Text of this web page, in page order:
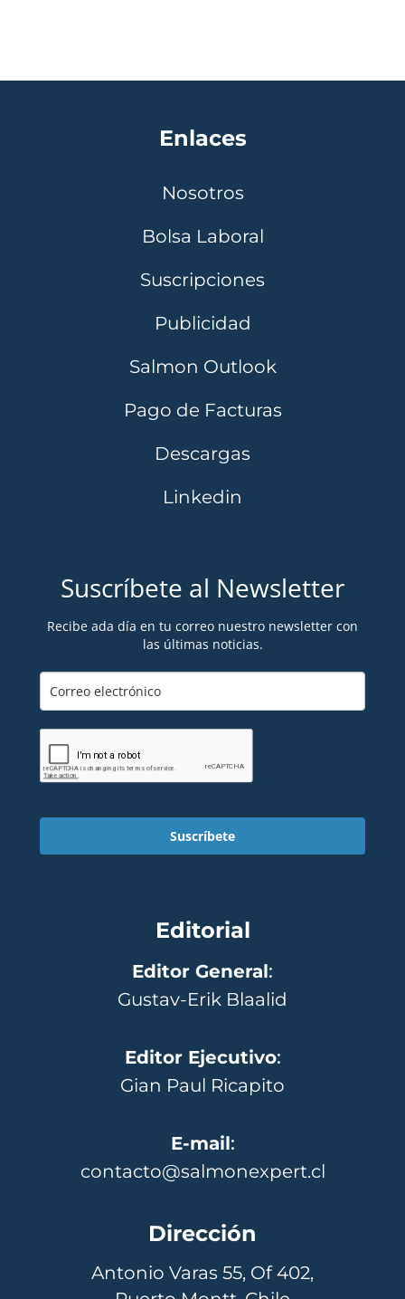
Enlaces
Nosotros
Bolsa Laboral
Suscripciones
Publicidad
Salmon Outlook
Pago de Facturas
Descargas
Linkedin
Suscríbete al Newsletter
Recibe ada día en tu correo nuestro newsletter con
las últimas noticias.
Suscríbete
Editorial
Editor General:
Gustav-Erik Blaalid
Editor Ejecutivo:
Gian Paul Ricapito
E-mail:
contacto@salmonexpert.cl
Dirección
Antonio Varas 55, Of 402,